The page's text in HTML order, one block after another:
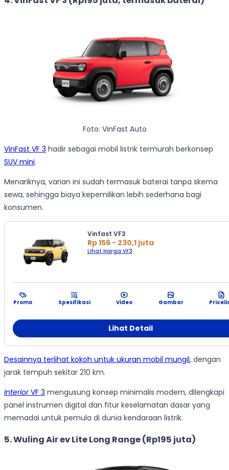
Foto: VinFast Auto
VinFast VF 3 hadir sebagai mobil listrik termurah berkonsep
SUV mini.
Menariknya, varian ini sudah termasuk baterai tanpa skema
sewa, sehingga biaya kepemilikan lebih sederhana bagi
konsumen.
Vinfast VF3
Rp 156 - 230,1 juta
Lihat Harga VF3
Promo Spesifikasi Video Gambar
Lihat Detail
Desainnya terlihat kokoh untuk ukuran mobil mungil, dengan
jarak tempuh sekitar 210 km.
InteriorVF 3 mengusung konsep minimalis modern, dilengkapi
panel instrumen digital dan fitur keselamatan dasar yang
memadai untuk pemula di dunia kendaraan listrik.
5. Wuling Air ev Lite Long Range (Rp195 juta)